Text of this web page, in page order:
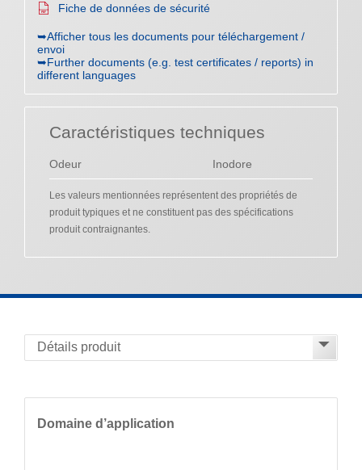
Fiche de données de sécurité
➥Afficher tous les documents pour téléchargement /
envoi
➥Further documents (e.g. test certificates / reports) in
different languages
Caractéristiques techniques
Odeur Inodore
Les valeurs mentionnées représentent des propriétés de
produit typiques et ne constituent pas des spécifications
produit contraignantes.
Domaine d’application